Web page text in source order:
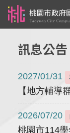
訊息公告
2027/01/31
【地方輔導
2026/07/20
桃園市114